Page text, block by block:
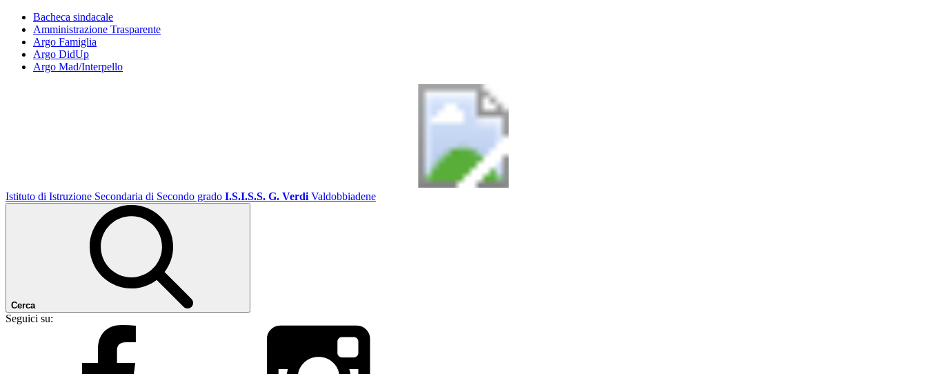
Bacheca sindacale
Amministrazione Trasparente
Argo Famiglia
Argo DidUp
Argo Mad/Interpello
Istituto di Istruzione Secondaria di Secondo grado I.S.I.S.S. G. Verdi Valdobbiadene
Cerca
Seguici su: